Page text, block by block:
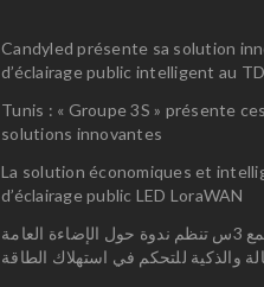
Candyled présente sa solution
d’éclairage public intelligent au
Tunis : « Groupe 3S » présente ces
solutions innovantes
La solution économiques et
d’éclairage public LED LoraWAN
مجمع 3س تنظم ندوة حول الإضاءة العامة
والذكية للتحكم في استهلاك الطاقة